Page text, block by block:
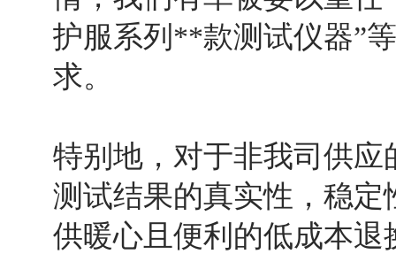
护服系列**款测试仪器”
求。
特别地，对于非我司供
测试结果的真实性，稳
供暖心且便利的低成本退